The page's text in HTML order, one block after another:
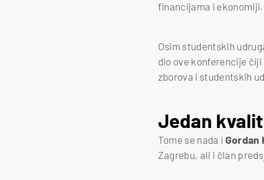
financijama i ekonomiji.
Osim studentskih
dio ove konferencije
zborova i studentskih
Jedan
Tome se nada i Gordan
Zagrebu, ali i član